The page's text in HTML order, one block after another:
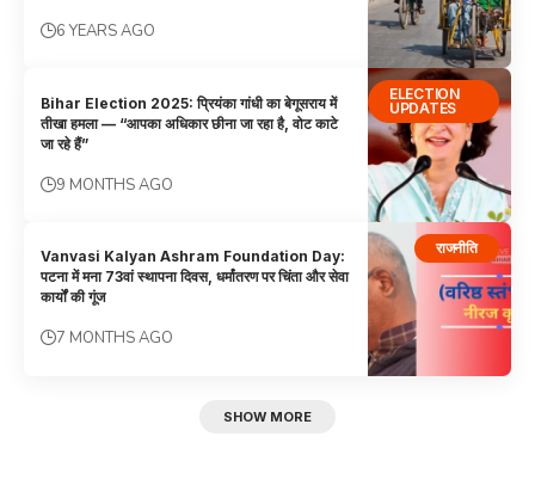
6 YEARS AGO
ELECTION
UPDATES
Bihar Election 2025: प्रियंका गांधी का बेगूसराय में
तीखा हमला — “आपका अधिकार छीना जा रहा है, वोट काटे
जा रहे हैं”
9 MONTHS AGO
राजनीति
Vanvasi Kalyan Ashram Foundation Day:
पटना में मना 73वां स्थापना दिवस, धर्मांतरण पर चिंता और सेवा
कार्यों की गूंज
7 MONTHS AGO
SHOW MORE